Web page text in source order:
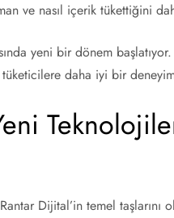
ve nasıl içerik tükettiğini
yeni bir dönem
daha iyi bir
Dijital’in temel taşlarını